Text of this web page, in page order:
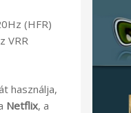
(HFR)
VRR
használja,
Netflix, a